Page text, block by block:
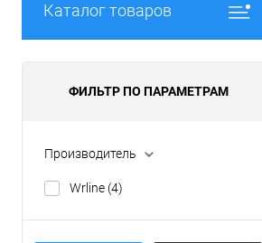
Каталог товаров
ФИЛЬТР ПО ПАРАМЕТРАМ
Производитель
Wrline (4)